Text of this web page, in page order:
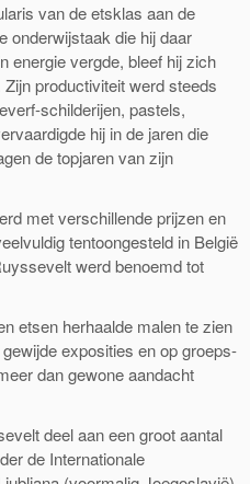
van de etsklas aan de
onderwijstaak die hij daar
energie vergde, bleef hij zich
productiviteit werd steeds
schilderijen, pastels,
hij in de jaren die
de topjaren van zijn
met verschillende prijzen en
tentoongesteld in België
werd benoemd tot
etsen herhaalde malen te zien
exposities en op groeps-
dan gewone aandacht
deel aan een groot aantal
de Internationale